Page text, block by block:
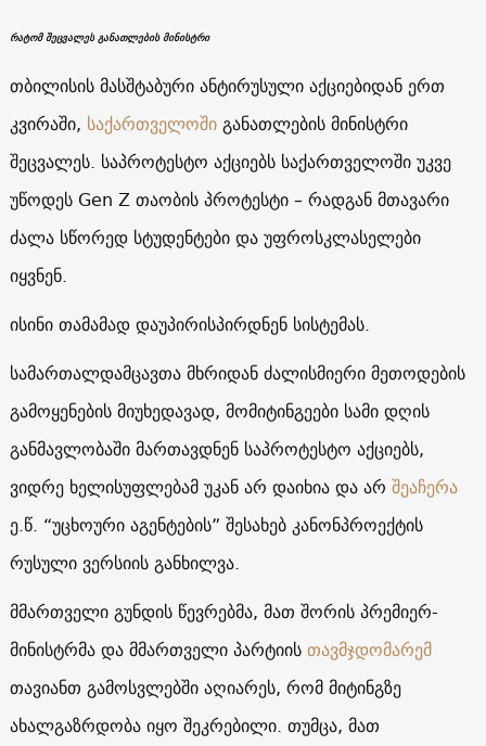
რატომ შეცვალეს განათლების მინისტრი
თბილისის მასშტაბური ანტირუსული აქციებიდან ერთ
კვირაში, საქართველოშიგანათლების მინისტრი
შეცვალეს. საპროტესტო აქციებს საქართველოში უკვე
უწოდეს Gen Z თაობის პროტესტი – რადგან მთავარი
ძალა სწორედ სტუდენტები და უფროსკლასელები
იყვნენ.
ისინი თამამად დაუპირისპირდნენ სისტემას.
სამართალდამცავთა მხრიდან ძალისმიერი მეთოდების
გამოყენების მიუხედავად, მომიტინგეები სამი დღის
განმავლობაში მართავდნენ საპროტესტო აქციებს,
ვიდრე ხელისუფლებამ უკან არ დაიხია და არ შეაჩერა
ე.წ. “უცხოური აგენტების” შესახებ კანონპროექტის
რუსული ვერსიის განხილვა.
მმართველი გუნდის წევრებმა, მათ შორის პრემიერ-
მინისტრმა და მმართველი პარტიისთავმჯდომარემ
თავიანთ გამოსვლებში აღიარეს, რომ მიტინგზე
ახალგაზრდობა იყო შეკრებილი. თუმცა, მათ